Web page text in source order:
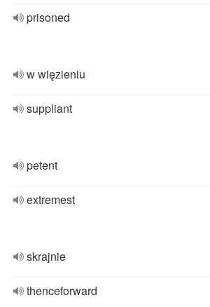
prisoned
w więzieniu
suppliant
petent
extremest
skrajnie
thenceforward